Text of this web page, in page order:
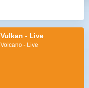
Vulkan - Live
Volcano - Live